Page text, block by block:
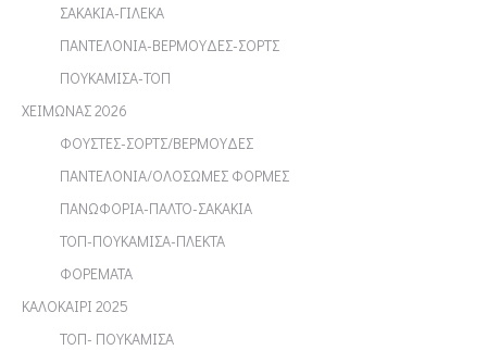
ΣΑΚΑΚΙΑ-ΓΙΛΕΚΑ
ΠΑΝΤΕΛΟΝΙΑ-ΒΕΡΜΟΥΔΕΣ-ΣΟΡΤΣ
ΠΟΥΚΑΜΙΣΑ-ΤΟΠ
ΧΕΙΜΩΝΑΣ 2026
ΦΟΥΣΤΕΣ-ΣΟΡΤΣ/ΒΕΡΜΟΥΔΕΣ
ΠΑΝΤΕΛΟΝΙΑ/ΟΛΟΣΩΜΕΣ ΦΟΡΜΕΣ
ΠΑΝΩΦΟΡΙΑ-ΠΑΛΤΟ-ΣΑΚΑΚΙΑ
ΤΟΠ-ΠΟΥΚΑΜΙΣΑ-ΠΛΕΚΤΑ
ΦΟΡΕΜΑΤΑ
ΚΑΛΟΚΑΙΡΙ 2025
ΤΟΠ- ΠΟΥΚΑΜΙΣΑ